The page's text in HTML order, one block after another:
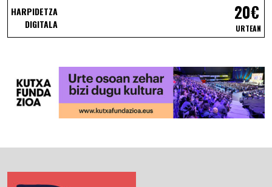
HARPIDETZA
DIGITALA
20€
URTEAN